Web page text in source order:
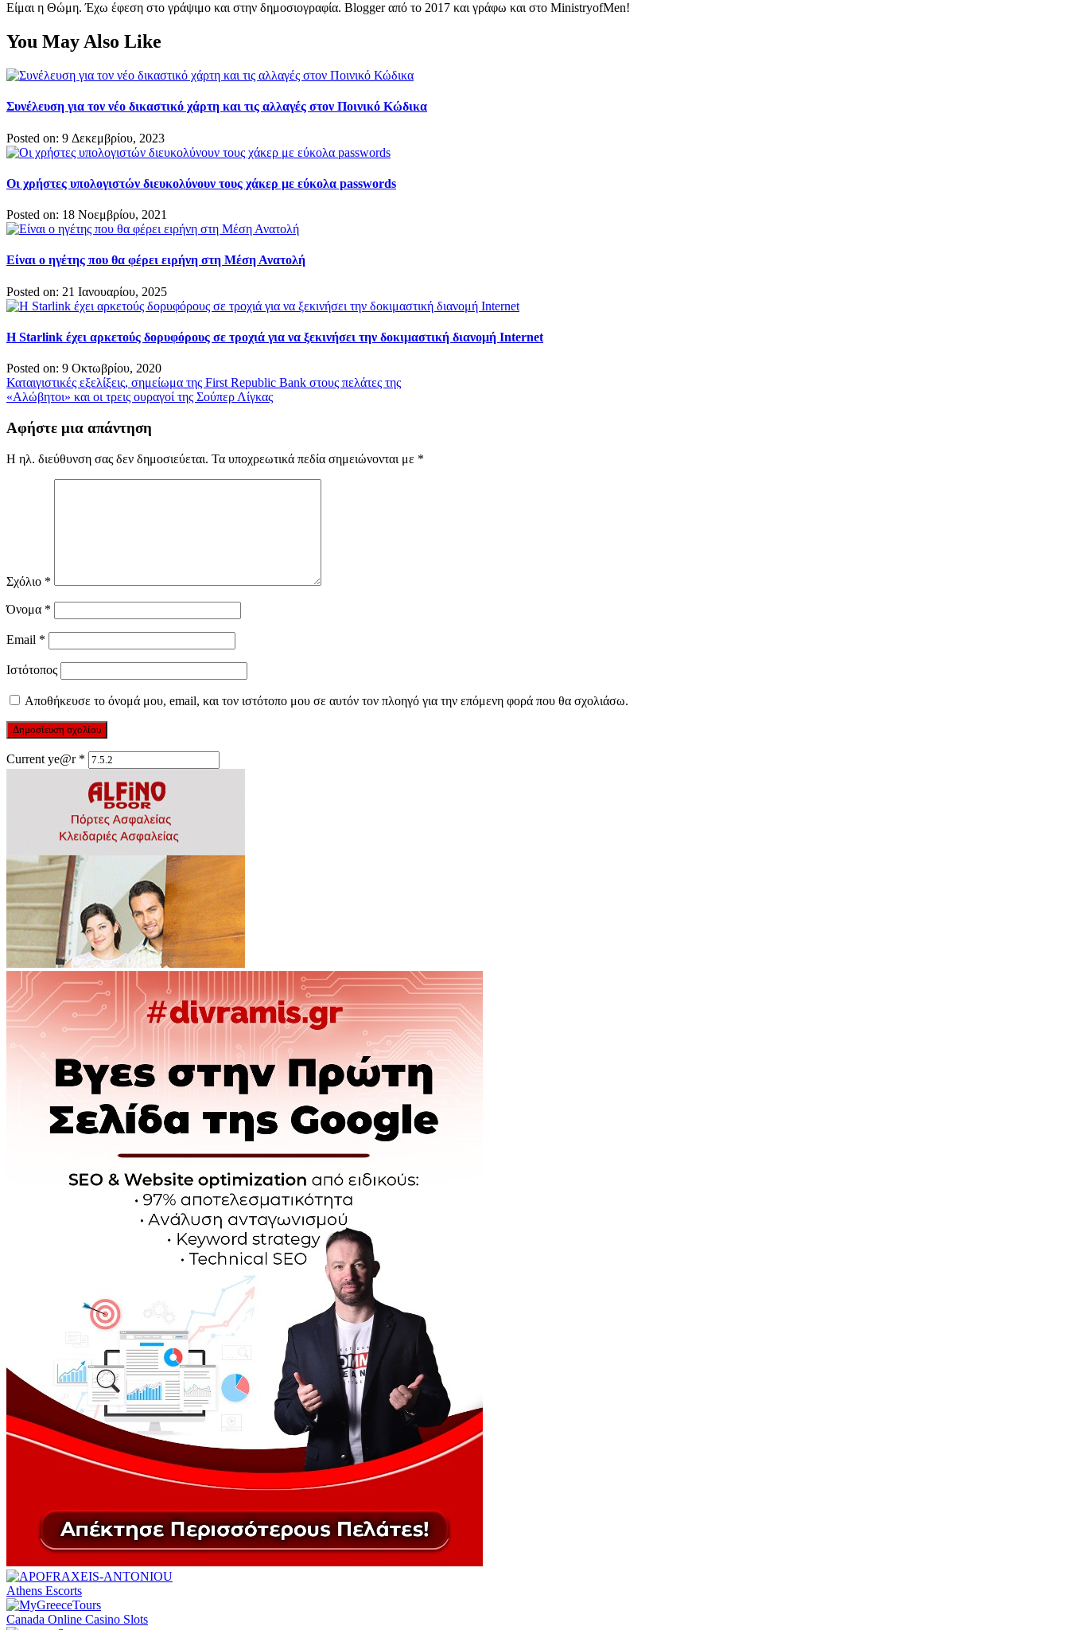
Είμαι η Θώμη. Έχω έφεση στο γράψιμο και στην δημοσιογραφία. Blogger από το 2017 και γράφω και στο MinistryofMen!
You May Also Like
Συνέλευση για τον νέο δικαστικό χάρτη και τις αλλαγές στον Ποινικό Κώδικα
Posted on: 9 Δεκεμβρίου, 2023
Οι χρήστες υπολογιστών διευκολύνουν τους χάκερ με εύκολα passwords
Posted on: 18 Νοεμβρίου, 2021
Είναι ο ηγέτης που θα φέρει ειρήνη στη Μέση Ανατολή
Posted on: 21 Ιανουαρίου, 2025
Η Starlink έχει αρκετούς δορυφόρους σε τροχιά για να ξεκινήσει την δοκιμαστική διανομή Internet
Posted on: 9 Οκτωβρίου, 2020
Πλοήγηση
άρθρων
Καταιγιστικές εξελίξεις, σημείωμα της First Republic Bank στους πελάτες της
«Αλώβητοι» και οι τρεις ουραγοί της Σούπερ Λίγκας
Αφήστε μια απάντηση
Η ηλ. διεύθυνση σας δεν δημοσιεύεται. Τα υποχρεωτικά πεδία σημειώνονται με *
Σχόλιο *
Όνομα *
Email *
Ιστότοπος
Αποθήκευσε το όνομά μου, email, και τον ιστότοπο μου σε αυτόν τον πλοηγό για την επόμενη φορά που θα σχολιάσω.
Current ye@r *
Athens Escorts
Canada Online Casino Slots